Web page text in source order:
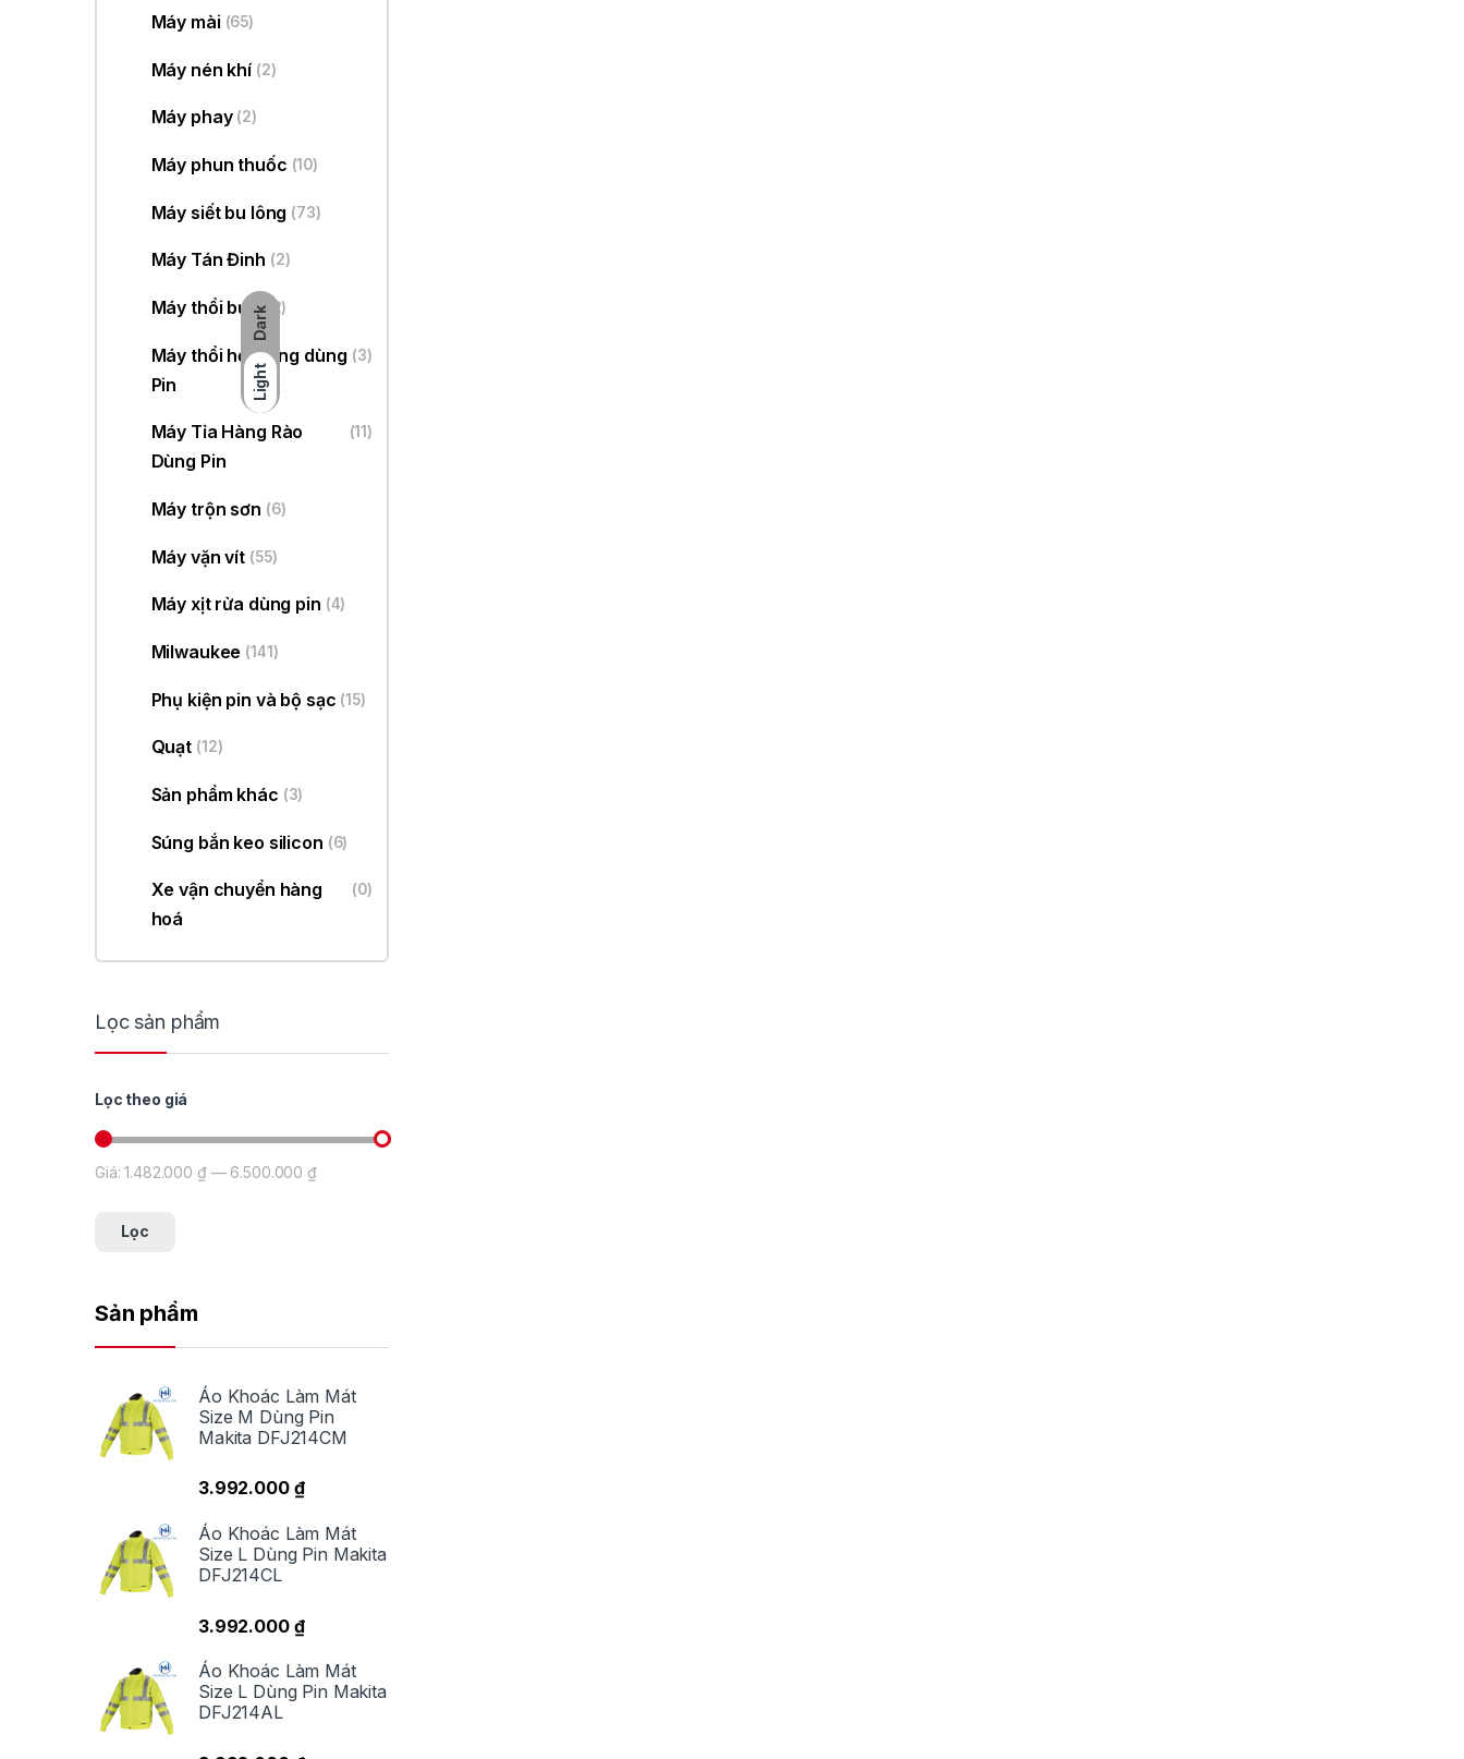
Dark
Light
Máy mài (65)
Máy nén khí (2)
Máy phay (2)
Máy phun thuốc (10)
Máy siết bu lông (73)
Máy Tán Đinh (2)
Máy thổi bụi (22)
Máy thổi hơi nóng dùng
Pin
(3)
Máy Tỉa Hàng Rào
Dùng Pin
(11)
Máy trộn sơn (6)
Máy vặn vít (55)
Máy xịt rửa dùng pin (4)
Milwaukee (141)
Phụ kiện pin và bộ sạc (15)
Quạt (12)
Sản phẩm khác (3)
Súng bắn keo silicon (6)
Xe vận chuyển hàng
hoá
(0)
Lọc sản phẩm
Lọc theo giá
Giá tối thiểu
Giá tối đa
Lọc
Giá:1.482.000 ₫— 6.500.000 ₫
Sản phẩm
Áo Khoác Làm Mát
Size M Dùng Pin
Makita DFJ214CM
3.992.000 ₫
Áo Khoác Làm Mát
Size L Dùng Pin Makita
DFJ214CL
3.992.000 ₫
Áo Khoác Làm Mát
Size L Dùng Pin Makita
DFJ214AL